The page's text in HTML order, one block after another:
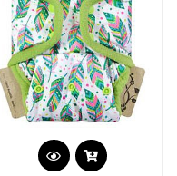
de
productpagina
Dit